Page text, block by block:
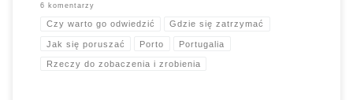
6 komentarzy
Czy warto go odwiedzić Gdzie się zatrzymać
Jak się poruszać Porto Portugalia
Rzeczy do zobaczenia i zrobienia